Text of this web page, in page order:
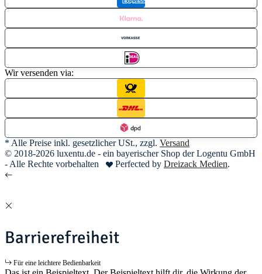
Wir versenden via:
* Alle Preise inkl. gesetzlicher USt., zzgl. Versand
© 2018-2026 luxentu.de - ein bayerischer Shop der Logentu GmbH
- Alle Rechte vorbehalten
Perfected by Dreizack Medien.
Barrierefreiheit
Für eine leichtere Bedienbarkeit